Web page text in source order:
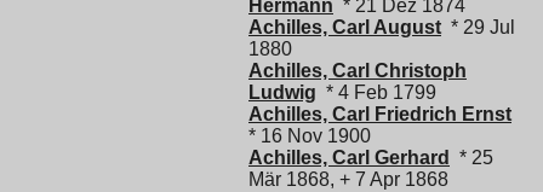
Hermann * 21 Dez 1874
Achilles, Carl August * 29 Jul
1880
Achilles, Carl Christoph
Ludwig * 4 Feb 1799
Achilles, Carl Friedrich Ernst
* 16 Nov 1900
Achilles, Carl Gerhard
* 25
Mär 1868, + 7 Apr 1868